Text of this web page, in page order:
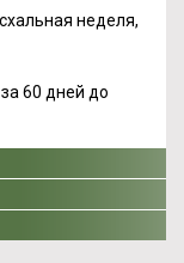
неделя,
60 дней до